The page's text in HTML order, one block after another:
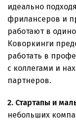
идеально
фрилансеров и
работают в
Коворкинги
работать в
с коллегами и
партнеров.
2. Стартапы и
небольших